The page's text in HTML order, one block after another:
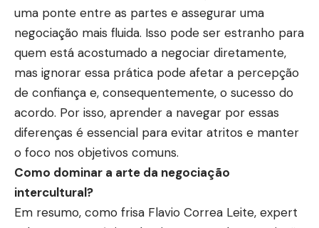
uma ponte entre as partes e assegurar uma
negociação mais fluida. Isso pode ser estranho para
quem está acostumado a negociar diretamente,
mas ignorar essa prática pode afetar a percepção
de confiança e, consequentemente, o sucesso do
acordo. Por isso, aprender a navegar por essas
diferenças é essencial para evitar atritos e manter
o foco nos objetivos comuns.
Como dominar a arte da negociação
intercultural?
Em resumo, como frisa Flavio Correa Leite, expert